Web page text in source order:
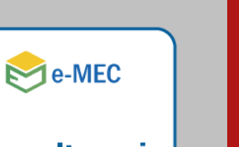
Mackenzie mobiliza campanha
solidária para apoiar famílias em
Minas Gerais